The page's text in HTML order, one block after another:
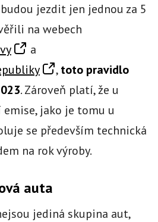
jezdit jen jednou za 5
na webech
a
,toto pravidlo
. Zároveň platí, že u
jako je tomu u
se především technická
na rok výroby.
auta
jediná skupina aut,